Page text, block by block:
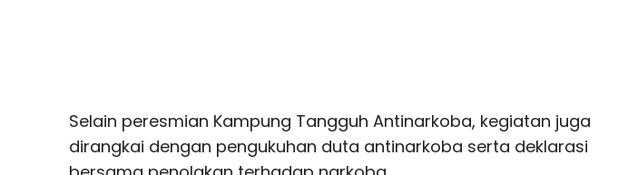
Selain peresmian Kampung Tangguh Antinarkoba, kegiatan juga
dirangkai dengan pengukuhan duta antinarkoba serta deklarasi